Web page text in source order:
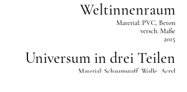
Weltinnenraum
Material: PVC, Beton
versch. Maße
2015
Universum in drei Teilen
Material: Schaumstoff, Wolle, Acryl